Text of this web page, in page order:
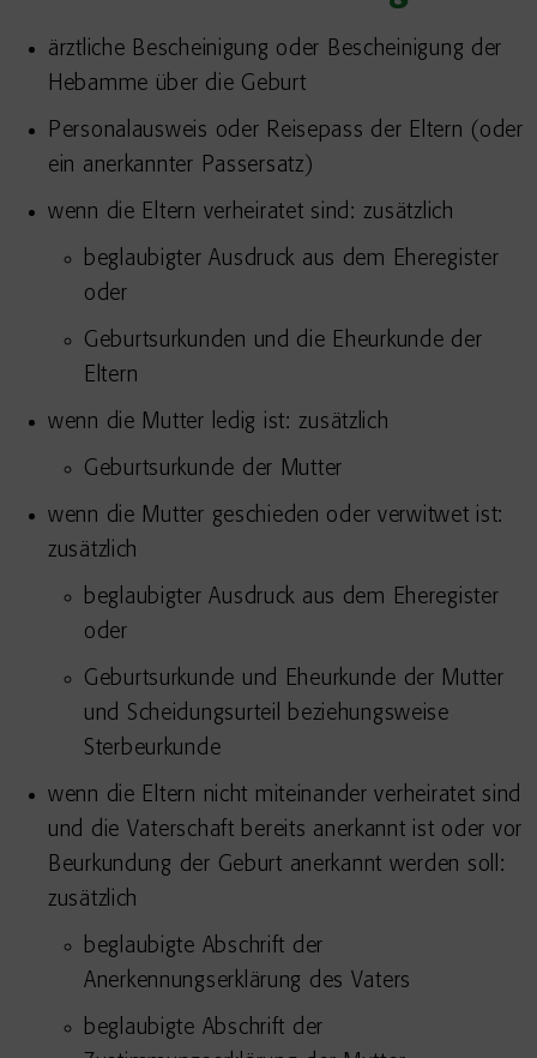
ärztliche Bescheinigung oder Bescheinigung der
Hebamme über die Geburt
Personalausweis oder Reisepass der Eltern (oder
ein anerkannter Passersatz)
wenn die Eltern verheiratet sind: zusätzlich
beglaubigter Ausdruck aus dem Eheregister
oder
Geburtsurkunden und die Eheurkunde der
Eltern
wenn die Mutter ledig ist: zusätzlich
Geburtsurkunde der Mutter
wenn die Mutter geschieden oder verwitwet ist:
zusätzlich
beglaubigter Ausdruck aus dem Eheregister
oder
Geburtsurkunde und Eheurkunde der Mutter
und Scheidungsurteil beziehungsweise
Sterbeurkunde
wenn die Eltern nicht miteinander verheiratet sind
und die Vaterschaft bereits anerkannt ist oder vor
Beurkundung der Geburt anerkannt werden soll:
zusätzlich
beglaubigte Abschrift der
Anerkennungserklärung des Vaters
beglaubigte Abschrift der